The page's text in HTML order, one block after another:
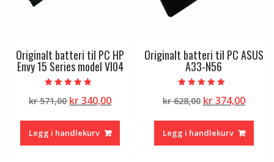
Originalt batteri til PC HP
Envy 15 Series model VI04
5.00
av 5
kr571,00 Opprinnelig
var:
kr 571,00.
kr340,00Nåværende
kr 340,00.
Legg i handlekurv
Originalt batteri til PC ASUS
A33-N56
5.00
av 5
kr628,00 Opprinnelig
var:
kr 628,00.
kr374,00
kr
Legg i handlekurv